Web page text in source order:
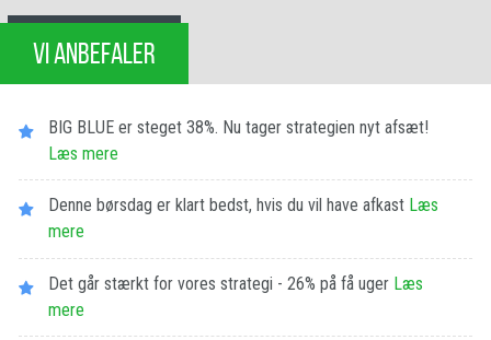
VI ANBEFALER
BIG BLUE er steget 38%. Nu tager strategien nyt afsæt!
Læs mere
Denne børsdag er klart bedst, hvis du vil have afkast Læs
mere
Det går stærkt for vores strategi - 26% på få uger Læs
mere